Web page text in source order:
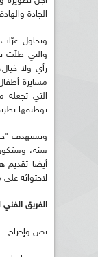
الجادة
ويحاول
والتي ظلّت
رأي ولا
مسايرة
التي تجعله
توظيفها
وتستهدف
سنة،
لاحتوائه
الفريق
نص وإخراج